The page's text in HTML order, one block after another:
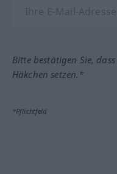
Bitte bestätigen Sie,
Häkchen setzen.*
*Pflichtfeld